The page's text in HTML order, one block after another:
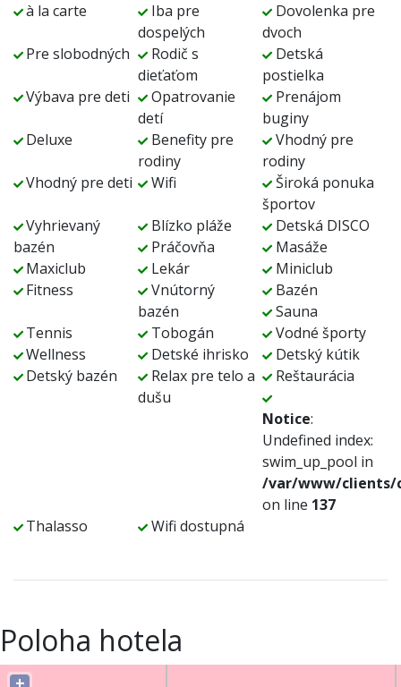
à la carte
Iba pre
dospelých
Dovolenka pre
dvoch
Pre slobodných
Rodič s
dieťaťom
Detská
postielka
Výbava pre deti
Opatrovanie
detí
Prenájom
buginy
Deluxe
Benefity pre
rodiny
Vhodný pre
rodiny
Vhodný pre deti
Wifi
Široká ponuka
športov
Vyhrievaný
bazén
Blízko pláže
Detská DISCO
Práčovňa
Masáže
Maxiclub
Lekár
Miniclub
Fitness
Vnútorný
bazén
Bazén
Sauna
Tennis
Tobogán
Vodné športy
Wellness
Detské ihrisko
Detský kútik
Detský bazén
Relax pre telo a
dušu
Reštaurácia
Notice:
Undefined index:
swim_up_pool in
/var/www/clients/
on line 137
Thalasso
Wifi dostupná
Poloha hotela